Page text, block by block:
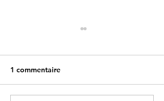
1 commentaire